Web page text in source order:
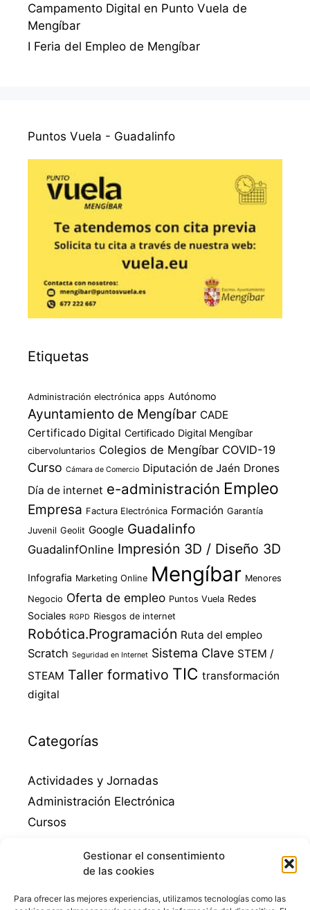
Gestionar el consentimiento
de las cookies
Para ofrecer las mejores experiencias, utilizamos tecnologías como las
Campamento Digital en Punto Vuela de
Mengíbar
I Feria del Empleo de Mengíbar
Puntos Vuela - Guadalinfo
Etiquetas
Administración electrónica apps Autónomo
Ayuntamiento de Mengíbar CADE
Certificado Digital Certificado Digital Mengíbar
cibervoluntarios Colegios de Mengíbar COVID-19
Curso Cámara de Comercio Diputación de Jaén Drones
Día de internet e-administración Empleo
Empresa Factura Electrónica Formación Garantía
Juvenil Geolit Google Guadalinfo
GuadalinfOnline Impresión 3D / Diseño 3D
Infografia Marketing Online Mengíbar Menores
Negocio Oferta de empleo Puntos Vuela Redes
Sociales RGPD Riesgos de internet
Robótica.Programación Ruta del empleo
Scratch Seguridad en Internet Sistema Clave STEM /
STEAM Taller formativo TIC transformación
digital
Categorías
Actividades y Jornadas
Administración Electrónica
Cursos
Guadalinfo Mengibar